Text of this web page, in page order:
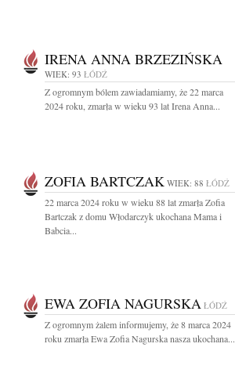
IRENA ANNA BRZEZIŃSKA
WIEK: 93 ŁÓDŹ
Z ogromnym bólem zawiadamiamy, że 22 marca
2024 roku, zmarła w wieku 93 lat Irena Anna...
ZOFIA BARTCZAK WIEK: 88 ŁÓDŹ
22 marca 2024 roku w wieku 88 lat zmarła Zofia
Bartczak z domu Włodarczyk ukochana Mama i
Babcia...
EWA ZOFIA NAGURSKA ŁÓDŹ
Z ogromnym żalem informujemy, że 8 marca 2024
roku zmarła Ewa Zofia Nagurska nasza ukochana...